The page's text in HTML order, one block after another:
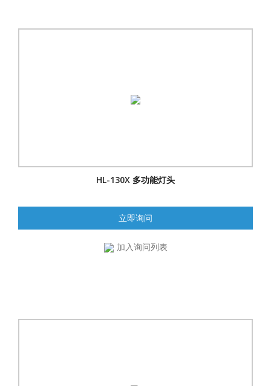
HL-130X 多功能灯头
立即询问
加入询问列表